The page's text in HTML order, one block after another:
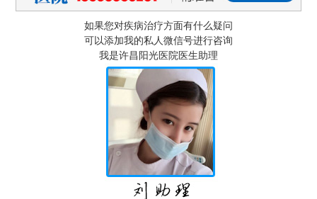
如果您对疾病治疗方面有什么疑问
可以添加我的私人微信号进行咨询
我是许昌阳光医院医生助理